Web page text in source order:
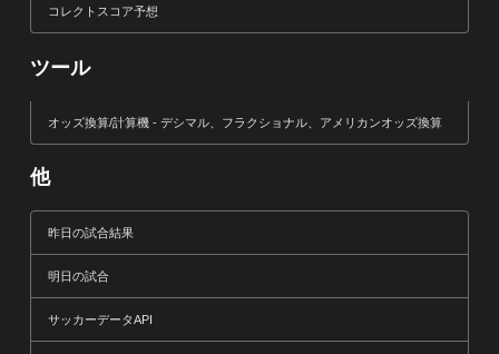
コレクトスコア予想
ツール
オッズ換算/計算機 - デシマル、フラクショナル、アメリカンオッズ換算
他
昨日の試合結果
明日の試合
サッカーデータAPI